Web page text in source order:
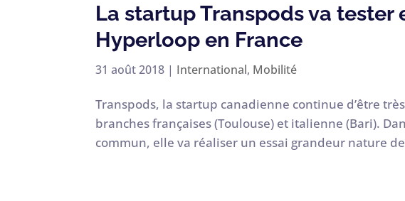
La startup Transpods va
Hyperloop en France
31 août 2018 | International, Mobilité
Transpods, la startup canadienne continue d’être
branches françaises (Toulouse) et italienne (Bari).
commun, elle va réaliser un essai grandeur nature